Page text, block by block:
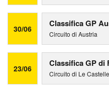
30/06 Classifica GP
Circuito di Austria
23/06 Classifica GP di
Circuito di Le